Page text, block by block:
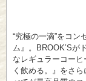
“究極の一滴”をコ
ム』。BROOK’Sが
なレギュラーコー
く飲める。』をさ